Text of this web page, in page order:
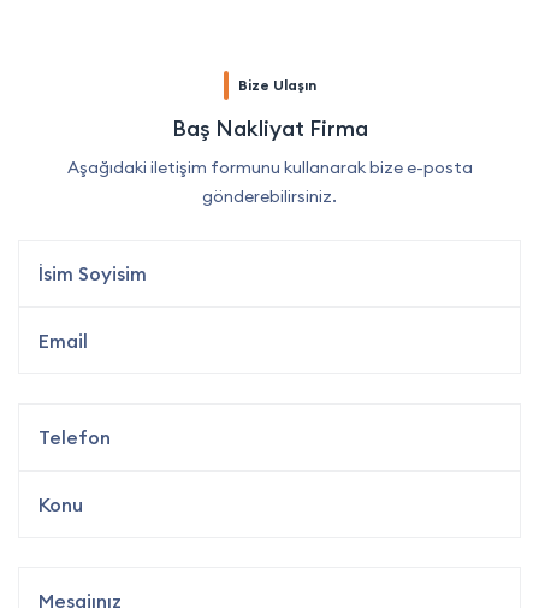
Bize Ulaşın
Baş Nakliyat Firma
Aşağıdaki iletişim formunu kullanarak bize e-posta
gönderebilirsiniz.